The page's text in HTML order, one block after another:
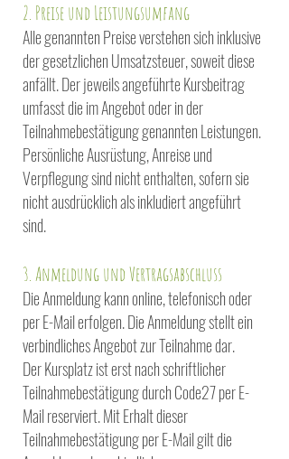
2. Preise und Leistungsumfang
Alle genannten Preise verstehen sich inklusive
der gesetzlichen Umsatzsteuer, soweit diese
anfällt. Derjeweils angeführte Kursbeitrag
umfasst die im Angebot oder in der
Teilnahmebestätigung genanntenLeistungen.
Persönliche Ausrüstung, Anreise und
Verpflegung sind nicht enthalten, sofern sie
nichtausdrücklich als inkludiert angeführt
sind.
3. Anmeldung und Vertragsabschluss
Die Anmeldung kann online, telefonisch oder
per E-Mail erfolgen. Die Anmeldung stellt ein
verbindlichesAngebot zur Teilnahme dar.
Der Kursplatz ist erst nach schriftlicher
Teilnahmebestätigung durch Code27 per E-
Mail reserviert. Mit Erhalt dieser
Teilnahmebestätigung per E-Mail gilt die